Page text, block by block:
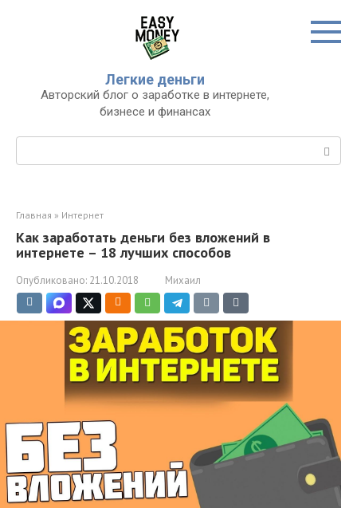
Легкие деньги
Авторский блог о заработке в интернете,
бизнесе и финансах
Поиск:
Главная » Интернет
Как заработать деньги без вложений в
интернете – 18 лучших способов
Опубликовано: 21.10.2018 Михаил